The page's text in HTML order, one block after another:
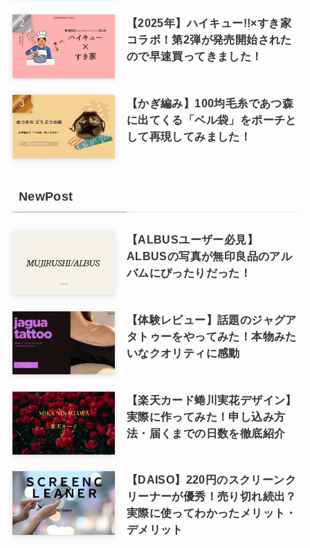
【2025年】ハイキュー!!×すき家
コラボ！第2弾が発売開始された
ので早速買ってきました！
【かぎ編み】100均毛糸であつ森
に出てくる「ベル袋」をポーチと
して再現してみました！
NewPost
【ALBUSユーザー必見】
ALBUSの写真が無印良品のアル
バムにぴったりだった！
【体験レビュー】話題のジャグア
タトゥーをやってみた！本物みた
いなクオリティに感動
【楽天カード蜷川実花デザイン】
実際に作ってみた！申し込み方
法・届くまでの日数を徹底紹介
【DAISO】220円のスクリーンク
リーナーが優秀！売り切れ続出？
実際に使ってわかったメリット・
デメリット